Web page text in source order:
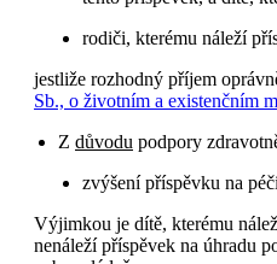
rodiči, kterému náleží
jestliže rozhodný příjem
Sb., o životním a existenčním
Z důvodu podpory
zvýšení příspěvku na
Výjimkou je dítě, kterému
nenáleží příspěvek na úhradu